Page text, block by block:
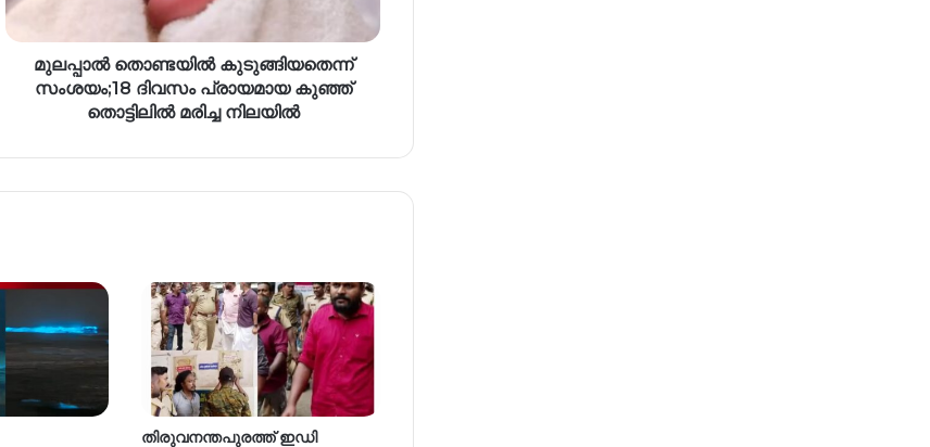
മുലപ്പാല്‍ തൊണ്ടയില്‍ കുടുങ്ങിയതെന്ന്
സംശയം;18 ദിവസം പ്രായമായ കുഞ്ഞ്
തൊട്ടിലില്‍ മരിച്ച നിലയില്‍
തിരുവനന്തപുരത്ത് ഇഡി